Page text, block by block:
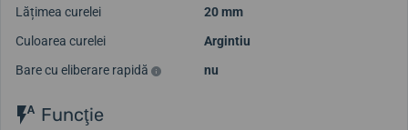
Lățimea curelei
20 mm
Culoarea curelei
Argintiu
Bare cu eliberare rapidă
nu
Funcţie